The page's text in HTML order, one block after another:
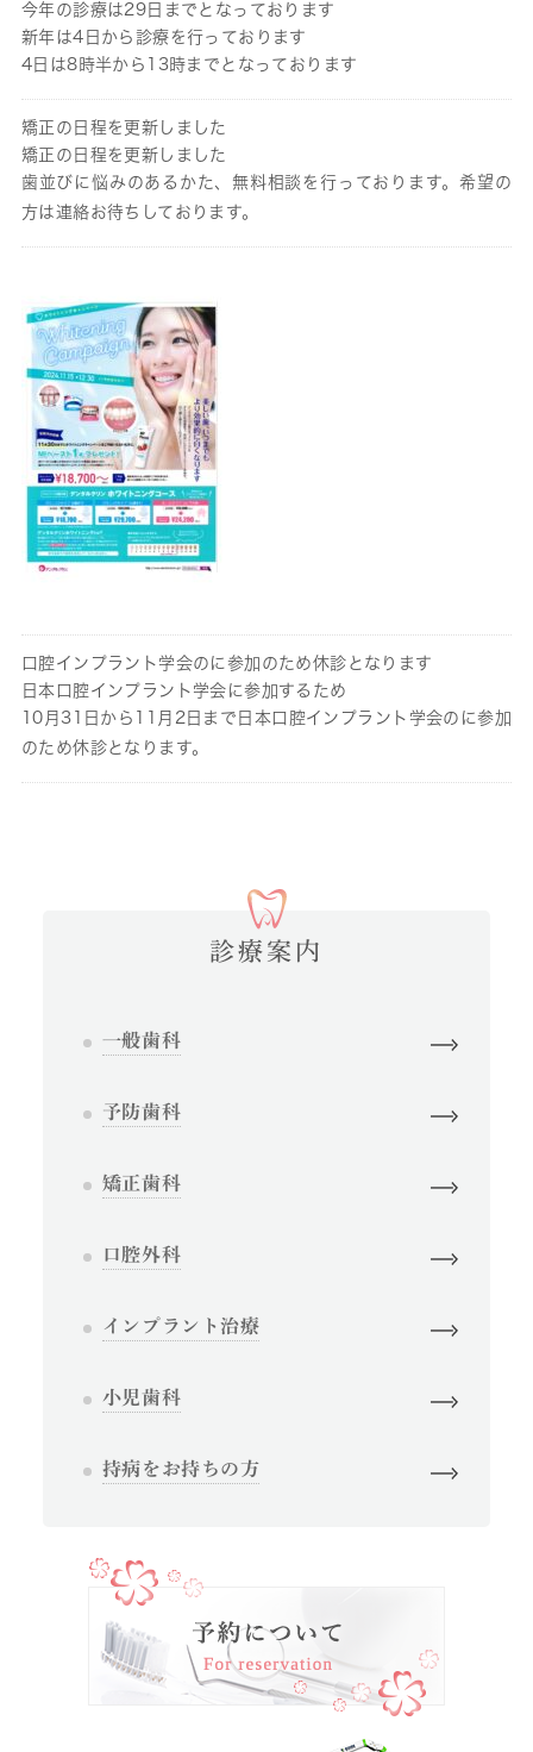
今年の診療は29日までとなっております
新年は4日から診療を行っております
4日は8時半から13時までとなっております
矯正の日程を更新しました
矯正の日程を更新しました
歯並びに悩みのあるかた、無料相談を行っております。希望の
方は連絡お待ちしております。
口腔インプラント学会のに参加のため休診となります
日本口腔インプラント学会に参加するため
10月31日から11月2日まで日本口腔インプラント学会のに参加
のため休診となります。
診療案内
一般歯科
予防歯科
矯正歯科
口腔外科
インプラント治療
小児歯科
持病をお持ちの方